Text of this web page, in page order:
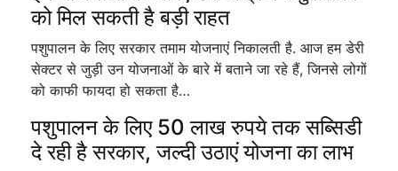
को मिल सकती है बड़ी राहत
पशुपालन के लिए सरकार तमाम योजनाएं निकालती है. आज हम डेरी
सेक्टर से जुड़ी उन योजनाओं के बारे में बताने जा रहे हैं, जिनसे लोगों
को काफी फायदा हो सकता है…
पशुपालन के लिए 50 लाख रुपये तक सब्सिडी
दे रही है सरकार, जल्दी उठाएं योजना का लाभ